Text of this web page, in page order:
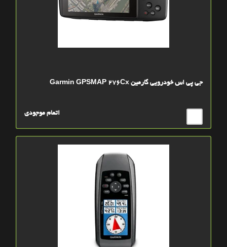
جی پی اس خودرویی گارمین Garmin GPSMAP 276Cx
اتمام موجودی